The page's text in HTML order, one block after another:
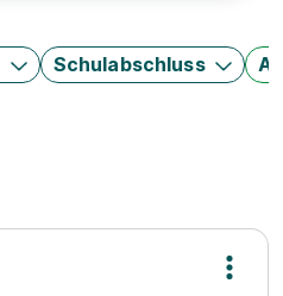
Schulabschluss